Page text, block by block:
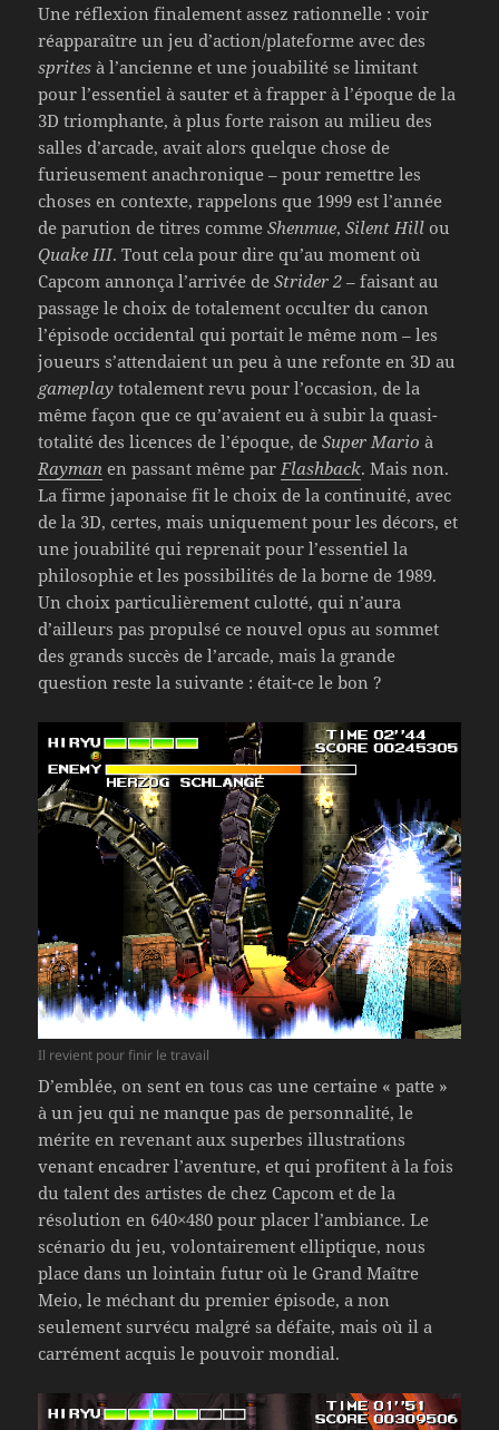
Une réflexion finalement assez rationnelle : voir
réapparaître un jeu d’action/plateforme avec des
sprites à l’ancienne et une jouabilité se limitant
pour l’essentiel à sauter et à frapper à l’époque de la
3D triomphante, à plus forte raison au milieu des
salles d’arcade, avait alors quelque chose de
furieusement anachronique – pour remettre les
choses en contexte, rappelons que 1999 est l’année
de parution de titres commeShenmue,Silent Hill ou
Quake III. Tout cela pour dire qu’au moment où
Capcom annonça l’arrivée deStrider 2 – faisant au
passage le choix de totalement occulter du canon
l’épisode occidental qui portait le même nom – les
joueurs s’attendaient un peu à une refonte en 3D au
gameplay totalement revu pour l’occasion, de la
même façon que ce qu’avaient eu à subir la quasi-
totalité des licences de l’époque, deSuper Mario à
Rayman en passant même par Flashback. Mais non.
La firme japonaise fit le choix de la continuité, avec
de la 3D, certes, mais uniquement pour les décors, et
une jouabilité qui reprenait pour l’essentiel la
philosophie et les possibilités de la borne de 1989.
Un choix particulièrement culotté, qui n’aura
d’ailleurs pas propulsé ce nouvel opus au sommet
des grands succès de l’arcade, mais la grande
question reste la suivante : était-ce le bon ?
Il revient pour finir le travail
D’emblée, on sent en tous cas une certaine « patte »
à un jeu qui ne manque pas de personnalité, le
mérite en revenant aux superbes illustrations
venant encadrer l’aventure, et qui profitent à la fois
du talent des artistes de chez Capcom et de la
résolution en 640×480 pour placer l’ambiance. Le
scénario du jeu, volontairement elliptique, nous
place dans un lointain futur où le Grand Maître
Meio, le méchant du premier épisode, a non
seulement survécu malgré sa défaite, mais où il a
carrément acquis le pouvoir mondial.